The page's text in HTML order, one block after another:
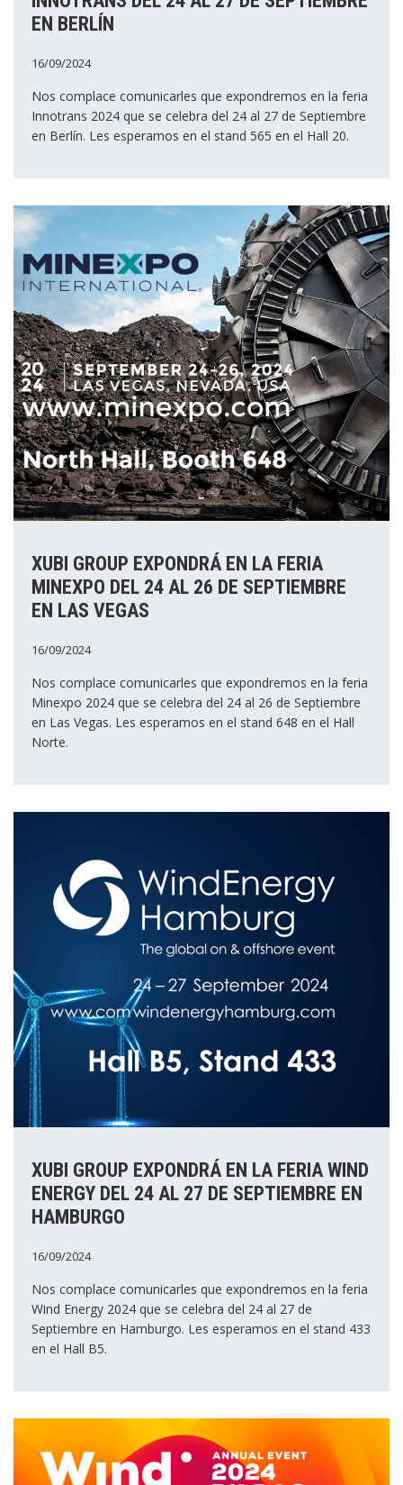
EN BERLÍN
16/09/2024
Nos complace comunicarles que expondremos en la feria
Innotrans 2024 que se celebra del 24 al 27 de Septiembre
en Berlín. Les esperamos en el stand 565 en el Hall 20.
XUBI GROUP EXPONDRÁ EN LA FERIA
MINEXPO DEL 24 AL 26 DE SEPTIEMBRE
EN LAS VEGAS
16/09/2024
Nos complace comunicarles que expondremos en la feria
Minexpo 2024 que se celebra del 24 al 26 de Septiembre
en Las Vegas. Les esperamos en el stand 648 en el Hall
Norte.
XUBI GROUP EXPONDRÁ EN LA FERIA WIND
ENERGY DEL 24 AL 27 DE SEPTIEMBRE EN
HAMBURGO
16/09/2024
Nos complace comunicarles que expondremos en la feria
Wind Energy 2024 que se celebra del 24 al 27 de
Septiembre en Hamburgo. Les esperamos en el stand 433
en el Hall B5.